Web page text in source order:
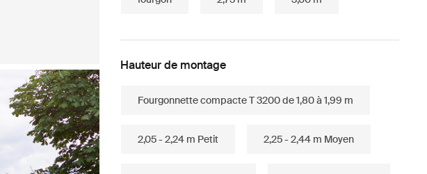
Hauteur de montage
Fourgonnette compacte T 3200 de 1,80 à 1,99 m
2,05 - 2,24 m Petit 2,25 - 2,44 m Moyen